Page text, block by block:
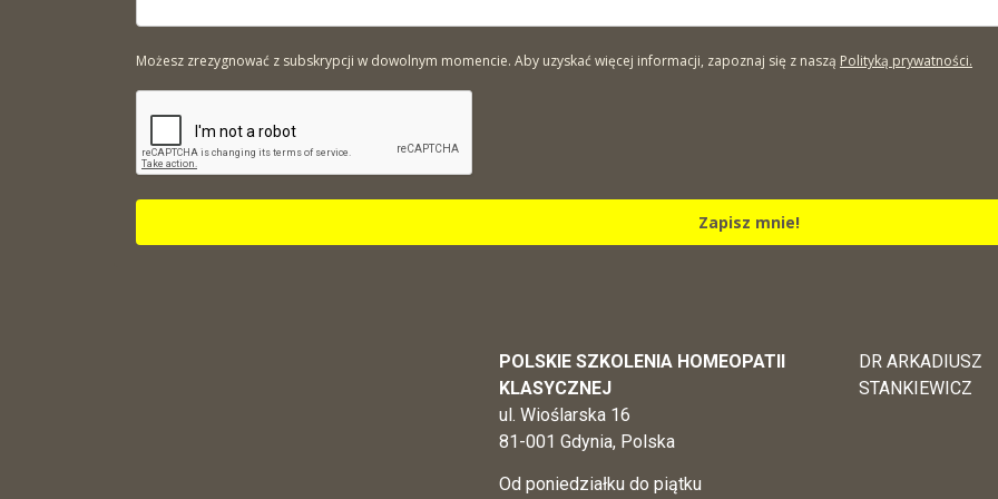
Możesz zrezygnować z subskrypcji w dowolnym momencie. Aby uzyskać więcej informacji, zapoznaj się z naszą Polityką prywatności.
Zapisz mnie!
POLSKIE SZKOLENIA HOMEOPATII
KLASYCZNEJ
ul. Wioślarska 16
81-001 Gdynia, Polska
Od poniedziałku do piątku
DR ARKADIUSZ
STANKIEWICZ